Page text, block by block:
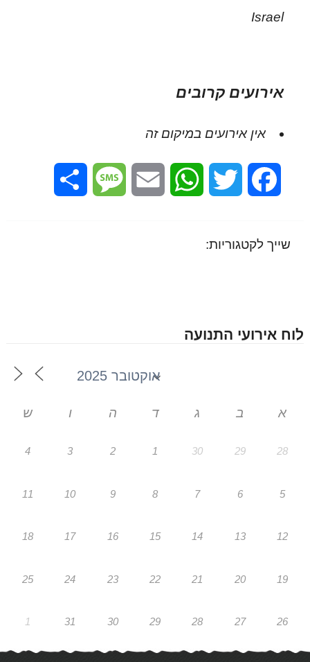
Israel
אירועים קרובים
אין אירועים במיקום זה
Facebook
Twitter
WhatsApp
Email
Message
שייך לקטגוריות:
לוח אירועי התנועה
א ב ג ד ה ו ש
28
29
30
1
2
3
4
5
6
7
8
9
10
11
12
13
14
15
16
17
18
19
20
21
22
23
24
25
26
27
28
29
30
31
1